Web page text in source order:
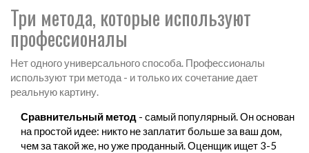
Три метода, которые используют
профессионалы
Нет одного универсального способа. Профессионалы
используют три метода - и только их сочетание дает
реальную картину.
Сравнительный метод - самый популярный. Он основан
на простой идее: никто не заплатит больше за ваш дом,
чем за такой же, но уже проданный. Оценщик ищет 3-5